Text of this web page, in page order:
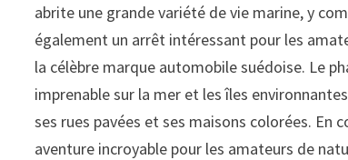
abrite une grande variété de vie marine, y
également un arrêt intéressant pour les
la célèbre marque automobile suédoise. Le
imprenable sur la mer et les îles
ses rues pavées et ses maisons colorées. En
aventure incroyable pour les amateurs de